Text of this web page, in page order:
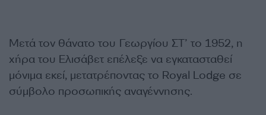
Μετά τον θάνατο του Γεωργίου ΣΤ’ το 1952, η
χήρα του Ελισάβετ επέλεξε να εγκατασταθεί
μόνιμα εκεί, μετατρέποντας το Royal Lodge σε
σύμβολο προσωπικής αναγέννησης.